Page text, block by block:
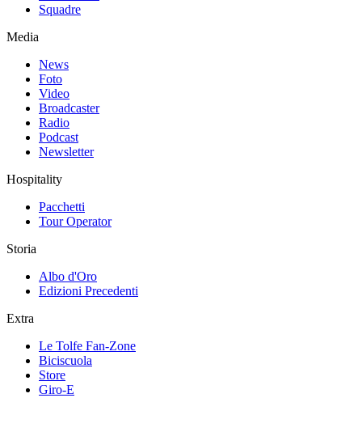
Squadre
Media
News
Foto
Video
Broadcaster
Radio
Podcast
Newsletter
Hospitality
Pacchetti
Tour Operator
Storia
Albo d'Oro
Edizioni Precedenti
Extra
Le Tolfe Fan-Zone
Biciscuola
Store
Giro-E